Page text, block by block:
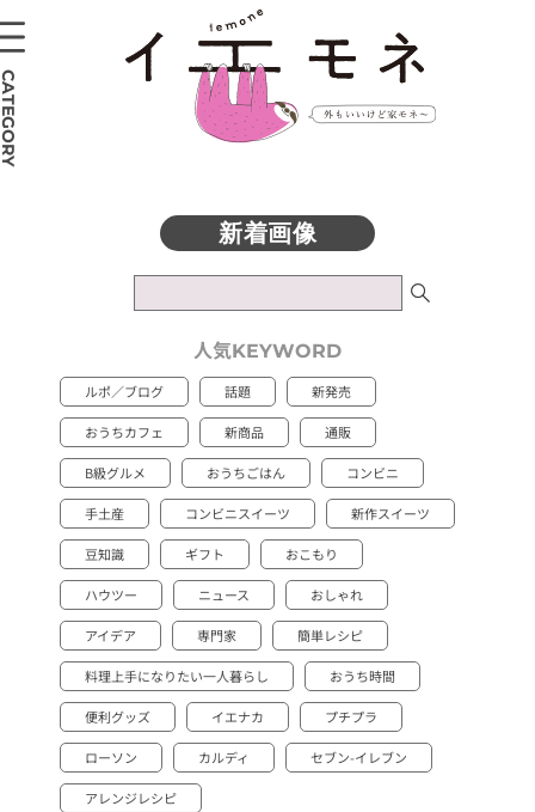
人気KEYWORD
ルポ／ブログ 話題 新発売
おうちカフェ 新商品 通販
B級グルメ おうちごはん コンビニ
手土産 コンビニスイーツ 新作スイーツ
豆知識 ギフト おこもり
ハウツー ニュース おしゃれ
アイデア 専門家 簡単レシピ
料理上手になりたい一人暮らし おうち時間
便利グッズ イエナカ プチプラ
ローソン カルディ セブン-イレブン
アレンジレシピ